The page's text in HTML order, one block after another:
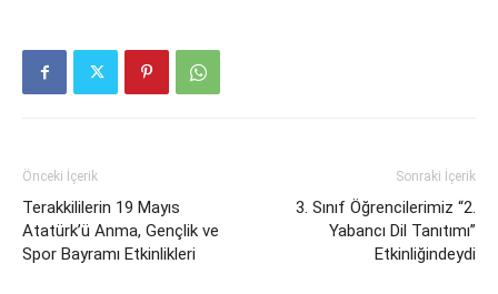
Önceki İçerik
Terakkililerin 19 Mayıs
Atatürk’ü Anma, Gençlik ve
Spor Bayramı Etkinlikleri
Sonraki İçerik
3. Sınıf Öğrencilerimiz “2.
Yabancı Dil Tanıtımı”
Etkinliğindeydi